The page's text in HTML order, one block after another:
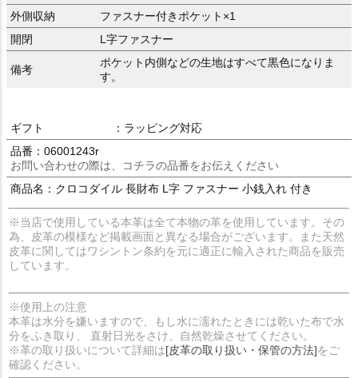
外側収納
ファスナー付きポケット×1
開閉
L字ファスナー
備考
ポケット内側などの生地はすべて黒色になりま
す。
ギフト
：ラッピング対応
品番：06001243r
お問い合わせの際は、コチラの品番をお伝えください
商品名：クロコダイル 長財布 L字 ファスナー 小銭入れ 付き
※当店で使用している本革は全て本物の革を使用しています。その
為、皮革の模様など掲載画面と異なる場合がございます。また天然
皮革に関してはワシントン条約を元に適正に輸入された商品を販売
しています。
※使用上の注意
本革は水分を嫌いますので、もし水に濡れたときには乾いた布で水
分をふき取り、 直射日光をさけ、自然乾燥させてください。
※革の取り扱いについて詳細は[皮革の取り扱い・保管の方法]をご
確認ください。